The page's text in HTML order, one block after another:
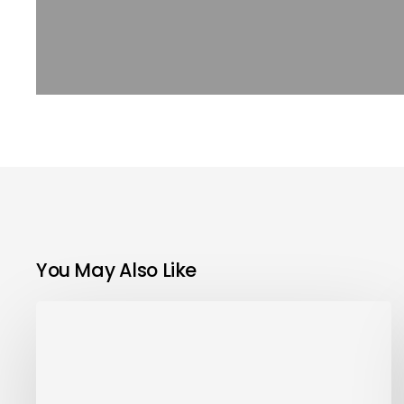
You May Also Like